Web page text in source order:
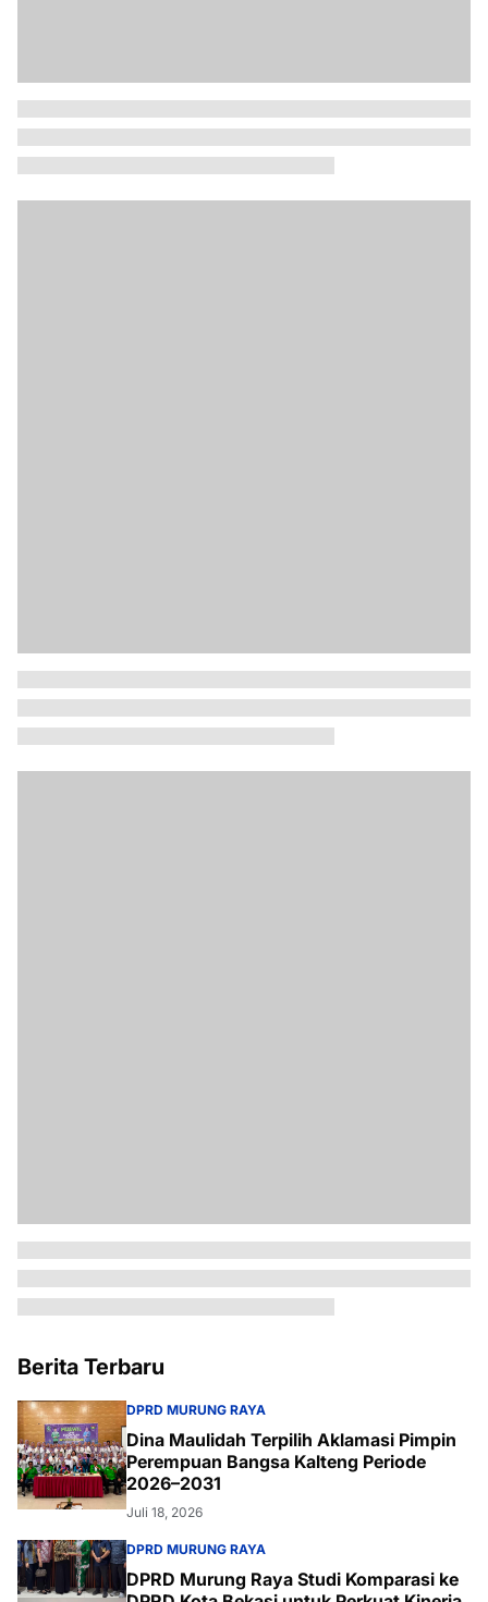
Berita Terbaru
DPRD MURUNG RAYA
Dina Maulidah Terpilih Aklamasi Pimpin
Perempuan Bangsa Kalteng Periode
2026–2031
Juli 18, 2026
DPRD MURUNG RAYA
DPRD Murung Raya Studi Komparasi ke